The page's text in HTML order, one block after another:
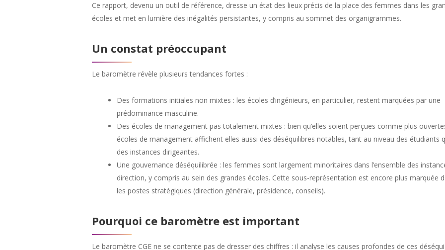
Ce rapport, devenu un outil de référence, dresse un état des lieux précis de la place des femmes dans les
écoles et met en lumière des inégalités persistantes, y compris au sommet des organigrammes.
Un constat préoccupant
Le baromètre révèle plusieurs tendances fortes :
Des formations initiales non mixtes : les écoles d’ingénieurs, en particulier, restent marquées par une
prédominance masculine.
Des écoles de management pas totalement mixtes : bien qu’elles soient perçues comme plus
écoles de management affichent elles aussi des déséquilibres notables, tant au niveau des étudiants
des instances dirigeantes.
Une gouvernance déséquilibrée : les femmes sont largement minoritaires dans l’ensemble des
direction, y compris au sein des grandes écoles. Cette sous-représentation est encore plus marquée
les postes stratégiques (direction générale, présidence, conseils).
Pourquoi ce baromètre est important
Le baromètre CGE ne se contente pas de dresser des chiffres : il analyse les causes profondes de ces